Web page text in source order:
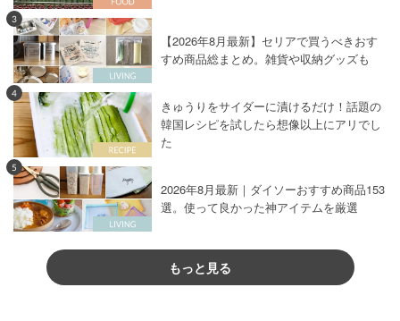
3
【2026年8月最新】セリアで買うべきおす
すめ商品総まとめ。雑貨や収納グッズも
4
きゅうりをサイダーに漬けるだけ！話題の
韓国レシピを試したら想像以上にアリでし
た
5
2026年8月最新｜ダイソーおすすめ商品153
選。使って良かった神アイテムを厳選
もっと見る